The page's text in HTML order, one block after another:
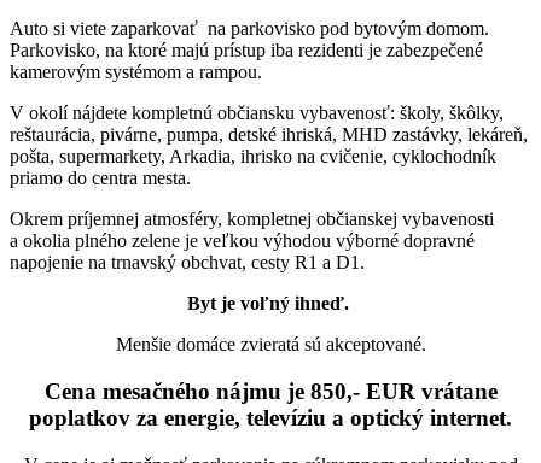
Auto si viete zaparkovať na parkovisko pod bytovým domom.
Parkovisko, na ktoré majú prístup iba rezidenti je zabezpečené
kamerovým systémom a rampou.
V okolí nájdete kompletnú občiansku vybavenosť: školy, škôlky,
reštaurácia, pivárne, pumpa, detské ihriská, MHD zastávky, lekáreň,
pošta, supermarkety, Arkadia, ihrisko na cvičenie, cyklochodník
priamo do centra mesta.
Okrem príjemnej atmosféry, kompletnej občianskej vybavenosti
a okolia plného zelene je veľkou výhodou výborné dopravné
napojenie na trnavský obchvat, cesty R1 a D1.
Byt je voľný ihneď.
Menšie domáce zvieratá sú akceptované.
Cena mesačného nájmu je 850,- EUR vrátane
poplatkov za energie, televíziu a optický internet.